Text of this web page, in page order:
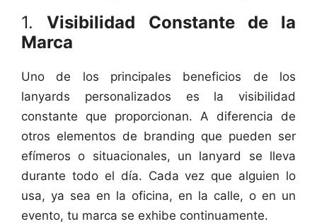
1.Visibilidad Constante de la
Marca
Uno de los principales beneficios de los
lanyards personalizados es la visibilidad
constante que proporcionan. A diferencia de
otros elementos de branding que pueden ser
efímeros o situacionales, un lanyard se lleva
durante todo el día. Cada vez que alguien lo
usa, ya sea en la oficina, en la calle, o en un
evento, tu marca se exhibe continuamente.